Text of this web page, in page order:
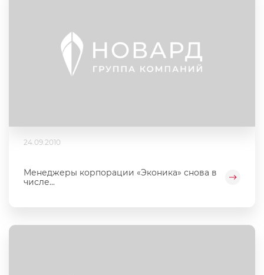
24.09.2010
Менеджеры корпорации «Эконика» снова в
числе...